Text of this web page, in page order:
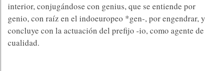
interior, conjugándose con genius, que se entiende por
genio, con raíz en el indoeuropeo *gen-, por engendrar, y
concluye con la actuación del prefijo -io, como agente de
cualidad.